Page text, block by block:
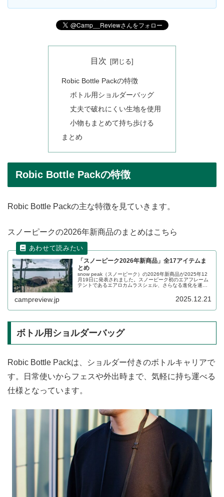
目次
Robic Bottle Packの特徴
ボトル用ショルダーバッグ
丈夫で破れにくい生地を使用
小物もまとめて持ち歩ける
まとめ
Robic Bottle Packの特徴
Robic Bottle Packの主な特徴を見ていきます。
スノーピークの2026年新商品のまとめはこちら
「スノーピーク2026年新商品」全17アイテムま
とめ
snow peak（スノーピーク）の2026年新商品が2025年12
月19日に発表されました。スノーピーク初のエアフレーム
テントであるエアロカムラスシェル、さらなる進化を遂げ
ズなど、様々なアイテムが登場します。詳細をレビューし
campreview.jp 2025.12.21
ボトル用ショルダーバッグ
Robic Bottle Packは、ショルダー付きのボトルキャリアで
す。日常使いからフェスや外出時まで、気軽に持ち運べる
仕様となっています。